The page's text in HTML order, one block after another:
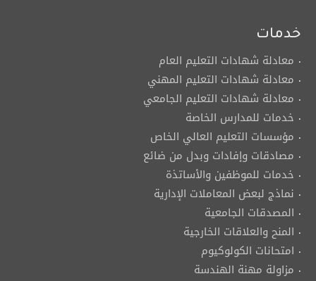
خدمات
معادلة شهادات التعليم العام
معادلة شهادات التعليم المهني
معادلة شهادات التعليم الجامعي
خدمات للمدارس الخاصة
مؤسسات التعليم العالي الخاص
مصادقات وإفادات وبدل من ضائع
خدمات للموظفين والأساتذة
نماذج لبعض المعاملات الإدارية
المصدقات الجامعية
المنح والعلاقات الخارجية
امتحانات الكولوكيوم
مزاولة مهنة الهندسة